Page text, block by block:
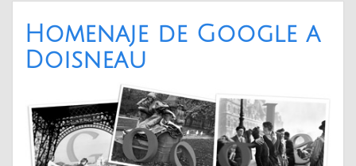
Homenaje de Google a
Doisneau